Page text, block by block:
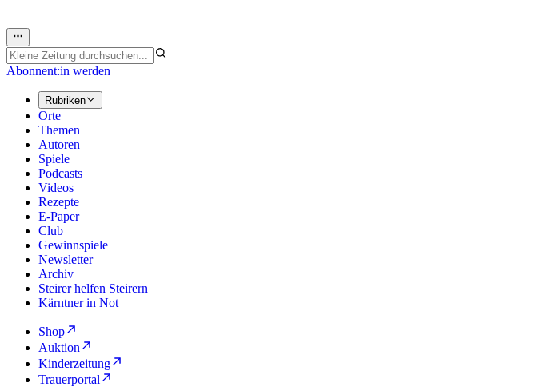
Abonnent:in werden
Rubriken
Orte
Themen
Autoren
Spiele
Podcasts
Videos
Rezepte
E-Paper
Club
Gewinnspiele
Newsletter
Archiv
Steirer helfen Steirern
Kärntner in Not
Shop
Auktion
Kinderzeitung
Trauerportal